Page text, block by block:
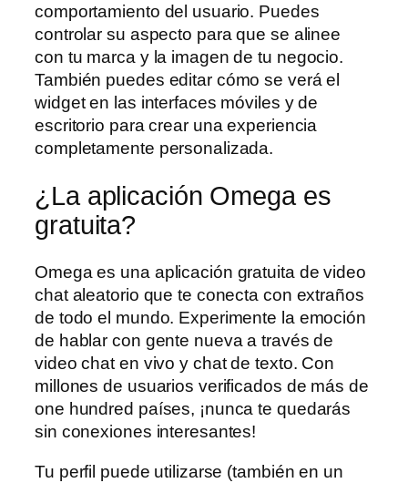
comportamiento del usuario. Puedes
controlar su aspecto para que se alinee
con tu marca y la imagen de tu negocio.
También puedes editar cómo se verá el
widget en las interfaces móviles y de
escritorio para crear una experiencia
completamente personalizada.
¿La aplicación Omega es
gratuita?
Omega es una aplicación gratuita de video
chat aleatorio que te conecta con extraños
de todo el mundo. Experimente la emoción
de hablar con gente nueva a través de
video chat en vivo y chat de texto. Con
millones de usuarios verificados de más de
one hundred países, ¡nunca te quedarás
sin conexiones interesantes!
Tu perfil puede utilizarse (también en un